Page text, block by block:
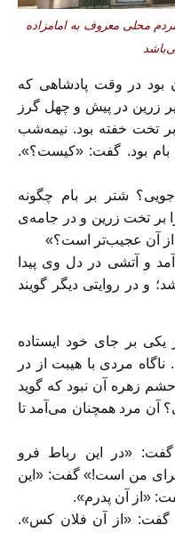
محلی معروف به امامزاده
بود در وقت پادشاهی که
زرين در پيش و چهل گرز
تخت خفته بود. نیمه‌شب
بام بود. گفت: «کيست؟».
شتر بر بام چگونه
بر تخت زرين و در جامه‌ی
آن عجیب‌تر است؟»
و آتشی در دل وی پيدا
و در روايتی ديگر گويند
يکی بر جای خود ایستاده
مردی با هيبت از در
زهره آن نبود که گويد
آن مرد همچنان می‌آمد تا
«در اين رباط فرو
من است!» گفت: «اين
«از آن پدرم».
گفت: «از آن فلان کس».